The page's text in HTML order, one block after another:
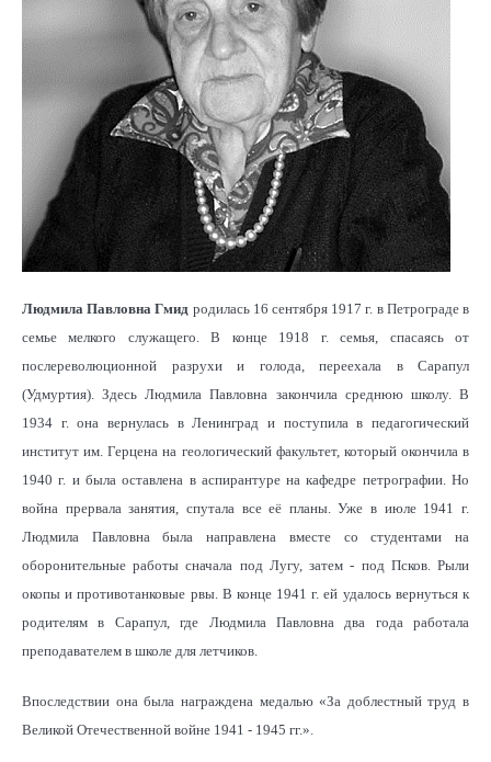
Людмила Павловна Гмид родилась 16 сентября 1917 г. в Петрограде в
семье мелкого служащего. В конце 1918 г. семья, спасаясь от
послереволюционной разрухи и голода, переехала в Сарапул
(Удмуртия). Здесь Людмила Павловна закончила среднюю школу. В
1934 г. она вернулась в Ленинград и поступила в педагогический
институт им. Герцена на геологический факультет, который окончила в
1940 г. и была оставлена в аспирантуре на кафедре петрографии. Но
война прервала занятия, спутала все её планы. Уже в июле 1941 г.
Людмила Павловна была направлена вместе со студентами на
оборонительные работы сначала под Лугу, затем - под Псков. Рыли
окопы и противотанковые рвы. В конце 1941 г. ей удалось вернуться к
родителям в Сарапул, где Людмила Павловна два года работала
преподавателем в школе для летчиков.
Впоследствии она была награждена медалью «За доблестный труд в
Великой Отечественной войне 1941 - 1945 гг.».